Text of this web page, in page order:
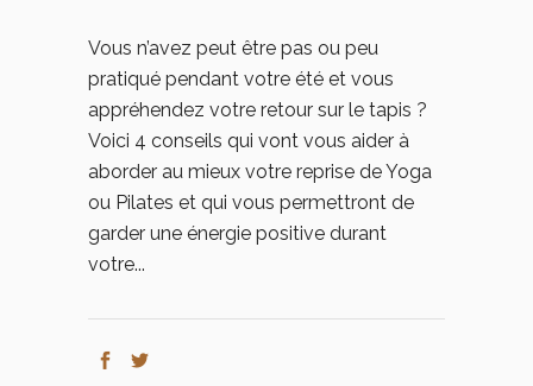
Vous n’avez peut être pas ou peu
pratiqué pendant votre été et vous
appréhendez votre retour sur le tapis ?
Voici 4 conseils qui vont vous aider à
aborder au mieux votre reprise de Yoga
ou Pilates et qui vous permettront de
garder une énergie positive durant
votre...